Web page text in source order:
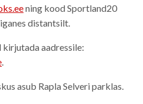
ning kood Sportland20
distantsilt.
aadressile:
.
asub Rapla Selveri parklas.